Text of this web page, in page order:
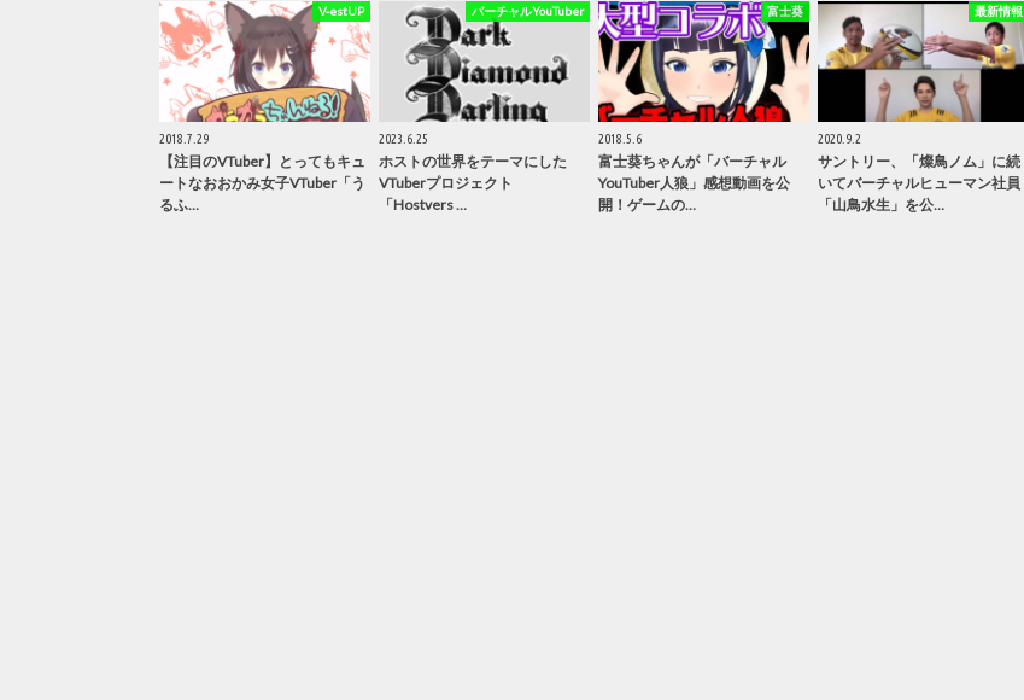
V-estUP
2018.7.29
【注目のVTuber】とってもキュ
ートなおおかみ女子VTuber「う
るふ…
バーチャルYouTuber
2023.6.25
ホストの世界をテーマにした
VTuberプロジェクト
「Hostvers …
富士葵
2018.5.6
富士葵ちゃんが「バーチャル
YouTuber人狼」感想動画を公
開！ゲームの…
最新情報
2020.9.2
サントリー、「燦鳥ノム」に続
いてバーチャルヒューマン社員
「山鳥水生」を公…